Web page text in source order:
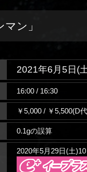
ン」
2021年6月5日(
16:00 / 16:30
￥5,000 / ￥5,500(D
0.1gの誤算
2020年5月29日(土)10